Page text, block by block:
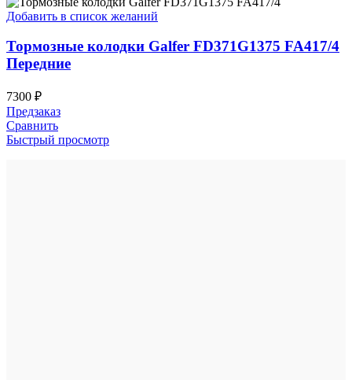
Добавить в список желаний
Тормозные колодки Galfer FD371G1375 FA417/4
Передние
7300 ₽
Предзаказ
Сравнить
Быстрый просмотр